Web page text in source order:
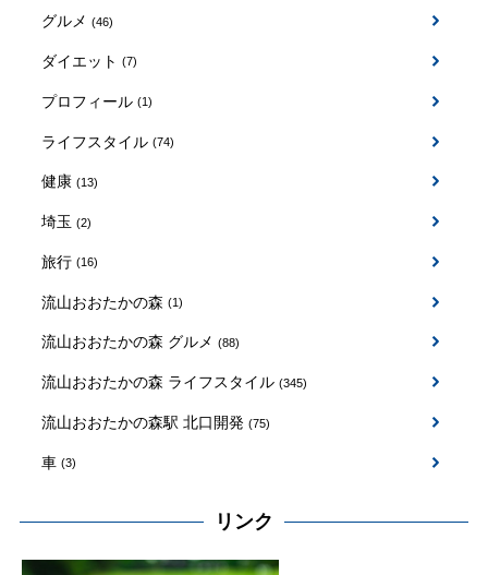
グルメ (46)
ダイエット (7)
プロフィール (1)
ライフスタイル (74)
健康 (13)
埼玉 (2)
旅行 (16)
流山おおたかの森 (1)
流山おおたかの森 グルメ (88)
流山おおたかの森 ライフスタイル (345)
流山おおたかの森駅 北口開発 (75)
車 (3)
リンク